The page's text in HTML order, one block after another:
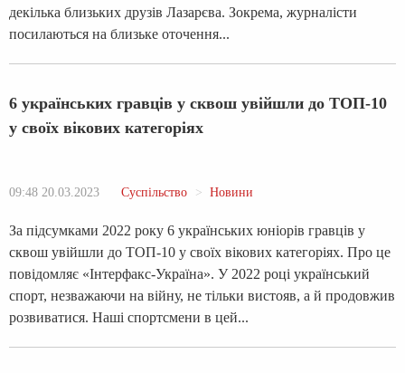
декілька близьких друзів Лазарєва. Зокрема, журналісти
посилаються на близьке оточення...
6 українських гравців у сквош увійшли до ТОП-10
у своїх вікових категоріях
09:48 20.03.2023 Суспільство Новини
За підсумками 2022 року 6 українських юніорів гравців у
сквош увійшли до ТОП-10 у своїх вікових категоріях. Про це
повідомляє «Інтерфакс-Україна». У 2022 році український
спорт, незважаючи на війну, не тільки вистояв, а й продовжив
розвиватися. Наші спортсмени в цей...